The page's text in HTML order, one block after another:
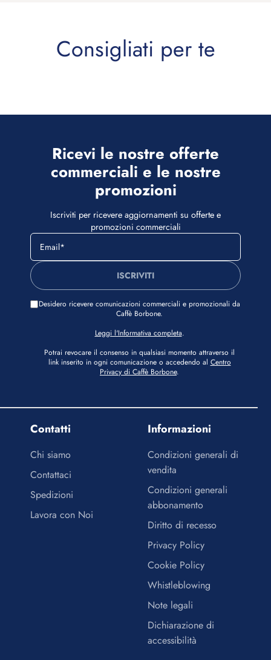
Ricevi le nostre offerte
commerciali e le nostre
promozioni
Iscriviti per ricevere aggiornamenti su offerte e
promozioni commerciali
ISCRIVITI
Desidero ricevere comunicazioni commerciali e promozionali da
Caffè Borbone.
Leggi l'Informativa completa.
Potrai revocare il consenso in qualsiasi momento attraverso il
link inserito in ogni comunicazione o accedendo al Centro
Privacy di Caffè Borbone.
Contatti
Chi siamo
Contattaci
Spedizioni
Lavora con Noi
Informazioni
Condizioni generali di
vendita
Condizioni generali
abbonamento
Diritto di recesso
Privacy Policy
Cookie Policy
Whistleblowing
Note legali
Dichiarazione di
accessibilità